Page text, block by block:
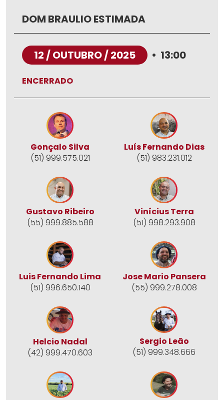
DOM BRAULIO ESTIMADA
12 / OUTUBRO / 2025 • 13:00
ENCERRADO
Gonçalo Silva
(51) 999.575.021
Luís Fernando Dias
(51) 983.231.012
Gustavo Ribeiro
(55) 999.885.588
Vinícius Terra
(51) 998.293.908
Luis Fernando Lima
(51) 996.650.140
Jose Mario Pansera
(55) 999.278.008
Helcio Nadal
(42) 999.470.603
Sergio Leão
(51) 999.348.666